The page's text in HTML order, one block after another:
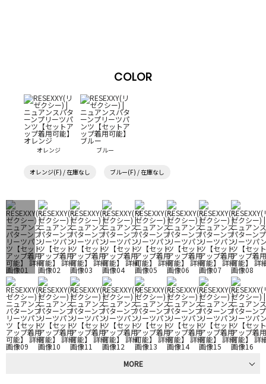
COLOR
オレンジ ブルー
オレンジ(F) / 在庫なし ブルー(F) / 在庫なし
MORE